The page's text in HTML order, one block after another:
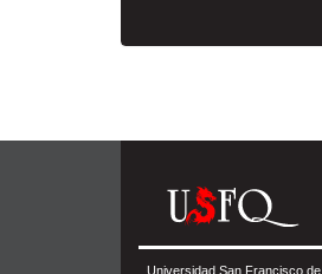
Universidad San Francisco de